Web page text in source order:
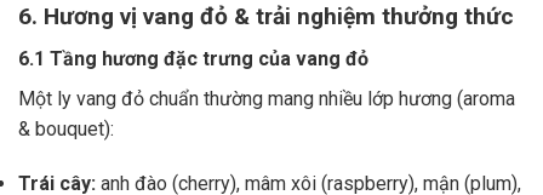
6. Hương vị vang đỏ & trải nghiệm thưởng thức
6.1 Tầng hương đặc trưng của vang đỏ
Một ly vang đỏ chuẩn thường mang nhiều lớp hương (aroma
& bouquet):
Trái cây: anh đào (cherry), mâm xôi (raspberry), mận (plum),